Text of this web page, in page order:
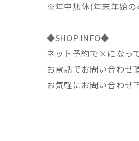
※年中無休(年末年始の
◆SHOP INFO◆
ネット予約で×になっ
お電話でお問い合わせ
お気軽にお問い合わせ